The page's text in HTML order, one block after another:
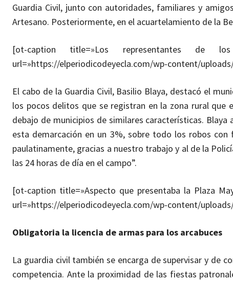
Guardia Civil, junto con autoridades, familiares y
Artesano. Posteriormente, en el acuartelamiento de la
[ot-caption title=»Los representantes de
url=»https://elperiodicodeyecla.com/wp-content/
El cabo de la Guardia Civil, Basilio Blaya, destacó el
los pocos delitos que se registran en la zona rural que
debajo de municipios de similares características.
esta demarcación en un 3%, sobre todo los robos
paulatinamente, gracias a nuestro trabajo y al de la
las 24 horas de día en el campo”.
[ot-caption title=»Aspecto que presentaba la Plaza
url=»https://elperiodicodeyecla.com/wp-content/
Obligatoria la licencia de armas para los arcabuces
La guardia civil también se encarga de supervisar y de
competencia. Ante la proximidad de las fiestas